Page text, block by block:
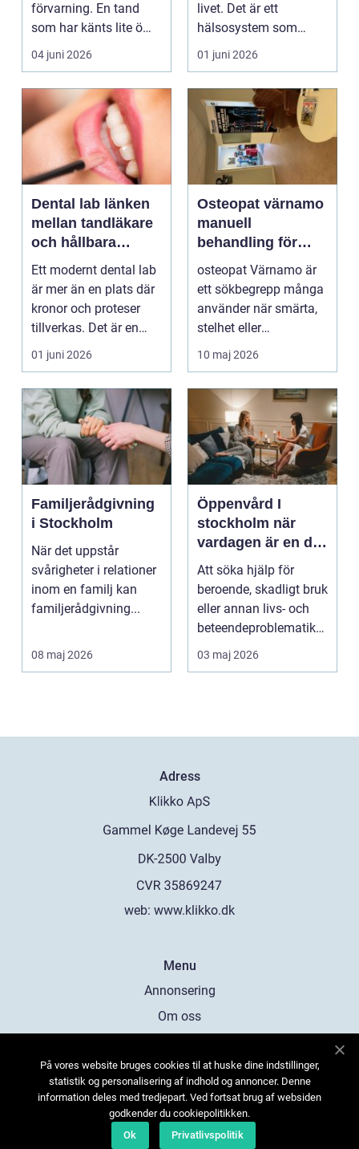
förvarning. En tand
som har känts lite öm
kan plötsligt göra så
on...
04 juni 2026
livet. Det är ett
hälsosystem som
betonar balans, helhet
och...
01 juni 2026
Dental lab länken
mellan tandläkare
och hållbara
leenden
Ett modernt dental lab
är mer än en plats där
kronor och proteser
tillverkas. Det är en
teknisk och ...
01 juni 2026
Osteopat värnamo
manuell
behandling för
minskad smärta
och Ökad rörlighet
osteopat Värnamo är
ett sökbegrepp många
använder när smärta,
stelhet eller
återkommande värk
börjar...
10 maj 2026
Familjerådgivning
i Stockholm
När det uppstår
svårigheter i relationer
inom en familj kan
familjerådgivning...
08 maj 2026
Öppenvård I
stockholm när
vardagen är en del
av behandlingen
Att söka hjälp för
beroende, skadligt bruk
eller annan livs- och
beteendeproblematik
är ett stort st...
03 maj 2026
Adress
web: www.klikko.dk
Menu
Annonsering
Om oss
Kontakta oss
Sitemap
På vores website bruges cookies til at huske dine indstillinger,
statistik og personalisering af indhold og annoncer. Denne
information deles med tredjepart. Ved fortsat brug af websiden
godkender du cookiepolitikken.
Ok
Privatlivspolitik